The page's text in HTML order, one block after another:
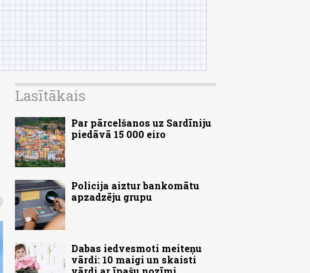
Lasītākais
Par pārcelšanos uz Sardīniju
piedāvā 15 000 eiro
Policija aiztur bankomātu
apzadzēju grupu
Dabas iedvesmoti meiteņu
vārdi: 10 maigi un skaisti